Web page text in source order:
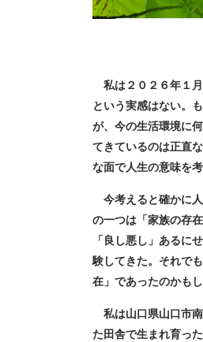
私は２０２６年１
という実感はない。
が、今の生活環境に
てきているのは正直
な面で人生の意味を
今考えると確かに
の一つは「家族の存
「良し悪し」あるに
験してきた。それで
在」であったのかも
私は山口県山口市
た田舎で生まれ育っ